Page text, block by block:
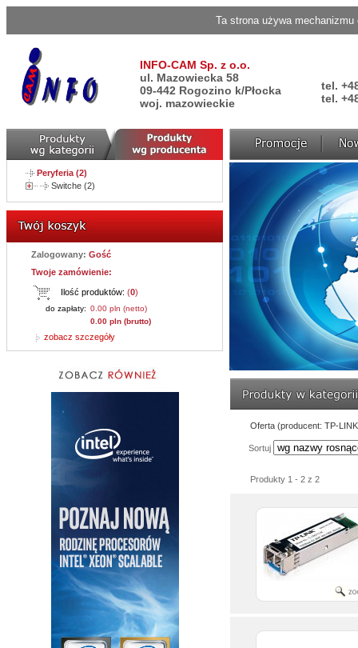
Ta strona używa
INFO-CAM Sp. z o.o.
ul. Mazowiecka 58
09-442 Rogozino k/Płocka
woj. mazowieckie
tel.
tel.
Peryferia (2)
Switche (2)
Zalogowany: Gość
Twoje zamówienie:
Ilość produktów: (0)
do zapłaty: 0.00 pln (netto)
0.00 pln (brutto)
zobacz szczegóły
Oferta (producent: TP-
Sortuj
Produkty 1 - 2 z 2